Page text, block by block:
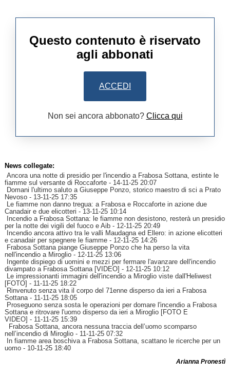
Questo contenuto è riservato
agli abbonati
ACCEDI
Non sei ancora abbonato? Clicca qui
News collegate:
Ancora una notte di presidio per l'incendio a Frabosa Sottana, estinte le
fiamme sul versante di Roccaforte- 14-11-25 20:07
Domani l'ultimo saluto a Giuseppe Ponzo, storico maestro di sci a Prato
Nevoso- 13-11-25 17:35
Le fiamme non danno tregua: a Frabosa e Roccaforte in azione due
Canadair e due elicotteri - 13-11-25 10:14
Incendio a Frabosa Sottana: le fiamme non desistono, resterà un presidio
per la notte dei vigili del fuoco e Aib- 12-11-25 20:49
Incendio ancora attivo tra le valli Maudagna ed Ellero: in azione elicotteri
e canadair per spegnere le fiamme- 12-11-25 14:26
Frabosa Sottana piange Giuseppe Ponzo che ha perso la vita
nell'incendio a Miroglio- 12-11-25 13:06
Ingente dispiego di uomini e mezzi per fermare l'avanzare dell'incendio
divampato a Frabosa Sottana [VIDEO] - 12-11-25 10:12
Le impressionanti immagini dell'incendio a Miroglio viste dall'Heliwest
[FOTO] - 11-11-25 18:22
Rinvenuto senza vita il corpo del 71enne disperso da ieri a Frabosa
Sottana- 11-11-25 18:05
Proseguono senza sosta le operazioni per domare l'incendio a Frabosa
Sottana e ritrovare l'uomo disperso da ieri a Miroglio [FOTO E
VIDEO] - 11-11-25 15:39
Frabosa Sottana, ancora nessuna traccia dell’uomo scomparso
nell’incendio di Miroglio- 11-11-25 07:32
In fiamme area boschiva a Frabosa Sottana, scattano le ricerche per un
uomo- 10-11-25 18:40
Arianna Pronestì